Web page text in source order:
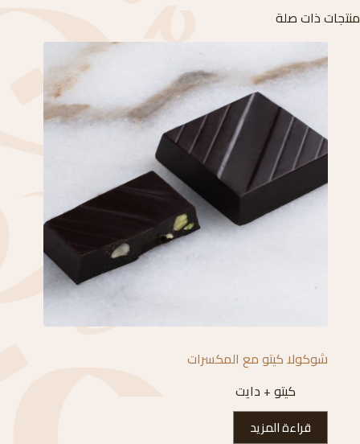
منتجات ذات صلة
شوكولا كيتو مع المكسرات
كيتو + دايت
قراءة المزيد